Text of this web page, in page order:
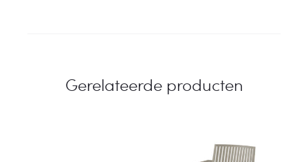
Gerelateerde producten